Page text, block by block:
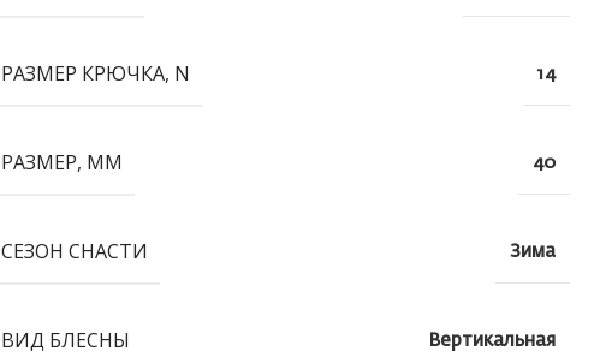
РАЗМЕР КРЮЧКА, N 14
РАЗМЕР, ММ 40
СЕЗОН СНАСТИ Зима
ВИД БЛЕСНЫ Вертикальная